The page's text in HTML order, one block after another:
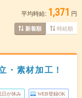
平均時給: 1,371 円
新着順 時給順
・素材加工！
日が休み WEB登録OK